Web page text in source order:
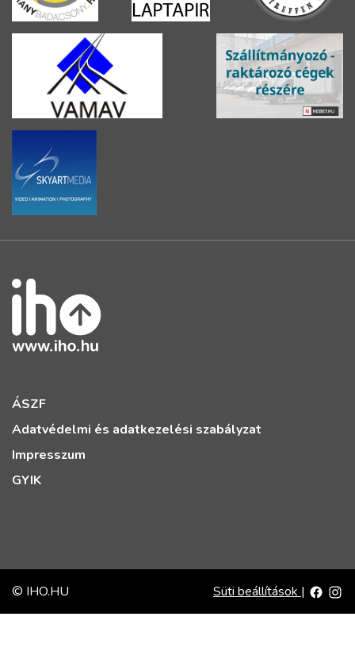
ÁSZF
Adatvédelmi és adatkezelési szabályzat
Impresszum
GYIK
© IHO.HU Süti beállítások |